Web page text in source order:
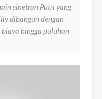
sinetron Putri yang
dibangun dengan
biaya hingga puluhan